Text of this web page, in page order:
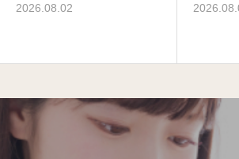
2026.08.02
2026.08.02
2026.08.02
報！